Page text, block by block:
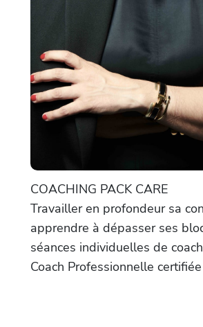
COACHING PACK CARE
Travailler en profondeur sa
apprendre à dépasser ses
séances individuelles de
Coach Professionnelle certifiée